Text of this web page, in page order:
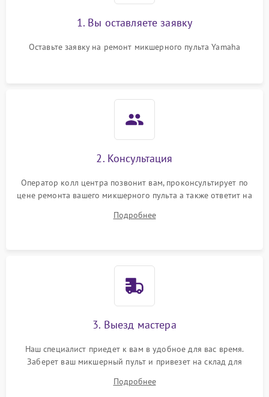
1. Вы оставляете заявку
Оставьте заявку на ремонт микшерного пульта Yamaha
2. Консультация
Оператор колл центра позвонит вам, проконсультирует по
цене ремонта вашего микшерного пульта а также ответит на
Подробнее
3. Выезд мастера
Наш специалист приедет к вам в удобное для вас время.
Заберет ваш микшерный пульт и привезет на склад для
Подробнее